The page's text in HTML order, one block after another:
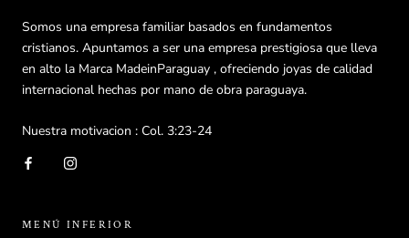
Somos una empresa familiar basados en fundamentos
cristianos. Apuntamos a ser una empresa prestigiosa que lleva
en alto la Marca MadeinParaguay , ofreciendo joyas de calidad
internacional hechas por mano de obra paraguaya.
Nuestra motivacion : Col. 3:23-24
MENÚ INFERIOR